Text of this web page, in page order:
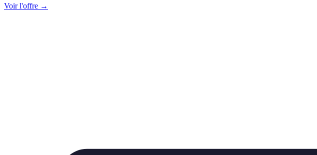
Voir l'offre →